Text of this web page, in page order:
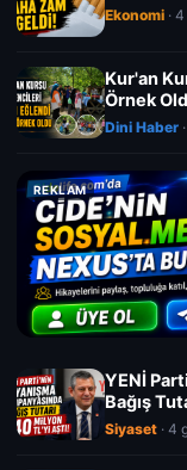
Ekonomi ·
Kur'an
Örnek
Dini Haber
REKLAM
YENİ
Bağış
Siyaset · 4